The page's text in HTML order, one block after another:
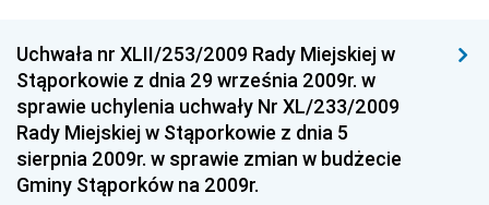
Dziennik Urzędowy Ministra Sportu
Dziennik Urzędowy Ministra Funduszy i Polityki
Regionalnej
Dziennik Urzędowy Ministra Aktywów Państwowych
Dziennik Urzędowy Ministra Zdrowia
Uchwała nr XLII/253/2009 Rady Miejskiej w
Stąporkowie z dnia 29 września 2009r. w
sprawie uchylenia uchwały Nr XL/233/2009
Rady Miejskiej w Stąporkowie z dnia 5
sierpnia 2009r. w sprawie zmian w budżecie
Gminy Stąporków na 2009r.